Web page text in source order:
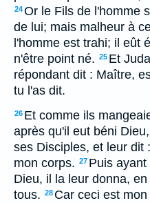
24Or le Fils de l'homme
de lui; mais malheur à
l'homme est trahi; il eût
n'être point né. 25 Et
répondant dit : Maître,
tu l'as dit.
26 Et comme ils
après qu'il eut béni
ses Disciples, et leur dit
mon corps. 27 Puis
Dieu, il la leur donna,
tous. 28 Car ceci est